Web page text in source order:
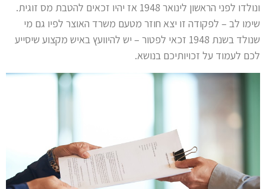
ונולדו לפני הראשון לינואר 1948 אז יהיו זכאים להטבת מס זוגית
.
שימו לב – לפקודה זו יצא חוזר מטעם משרד האוצר לפיו גם מי
שנולד בשנת 1948 זכאי לפטור – יש להיוועץ באיש מקצוע שיסייע
לכם לעמוד על זכויותיכם בנושא.